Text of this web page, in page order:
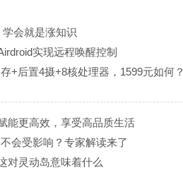
会就是涨知识
实现远程唤醒控制
+后置4摄+8核处理器，1599元如何？
能更高效，享受高品质生活
会受影响？专家解读来了
对灵动岛意味着什么